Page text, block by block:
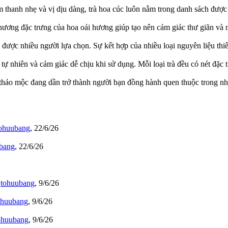
nhẹ và vị dịu dàng, trà hoa cúc luôn nằm trong danh sách
đặc trưng của hoa oải hương giúp tạo nên cảm giác thư giãn và
nhiều người lựa chọn. Sự kết hợp của nhiều loại nguyên liệu
nhiên và cảm giác dễ chịu khi sử dụng. Mỗi loại trà đều có nét
mộc đang dần trở thành người bạn đồng hành quen thuộc trong
, 22/6/26
, 22/6/26
tohuubang, 9/6/26
, 9/6/26
, 9/6/26